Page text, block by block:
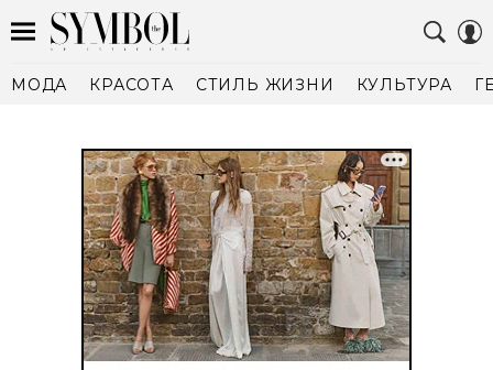
МОДА КРАСОТА СТИЛЬ ЖИЗНИ КУЛЬТУРА